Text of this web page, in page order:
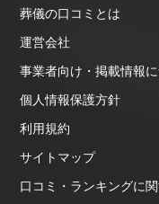
葬儀の口コミとは
運営会社
事業者向け・掲載情報
個人情報保護方針
利用規約
サイトマップ
口コミ・ランキングに